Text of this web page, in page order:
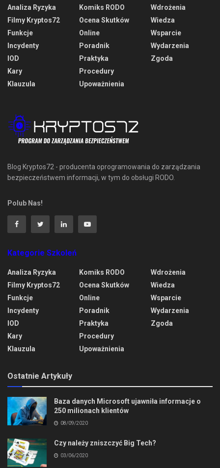
Analiza Ryzyka
Filmy Kryptos72
Funkcje
Incydenty
IOD
Kary
Klauzula
Komiks RODO
Ocena Skutków
Online
Poradnik
Praktyka
Procedury
Upoważnienia
Wdrożenia
Wiedza
Wsparcie
Wydarzenia
Zgoda
Blog Kryptos72 - producenta oprogramowania do zarządzania
bezpieczeństwem informacji, w tym do obsługi RODO.
Polub Nas!
Kategorie Szkoleń
Analiza Ryzyka
Filmy Kryptos72
Funkcje
Incydenty
IOD
Kary
Klauzula
Komiks RODO
Ocena Skutków
Online
Poradnik
Praktyka
Procedury
Upoważnienia
Wdrożenia
Wiedza
Wsparcie
Wydarzenia
Zgoda
Ostatnie Artykuły
Baza danych Microsoft ujawniła informacje o
250 milionach klientów
08/09/2020
Czy należy zniszczyć Big Tech?
03/06/2020